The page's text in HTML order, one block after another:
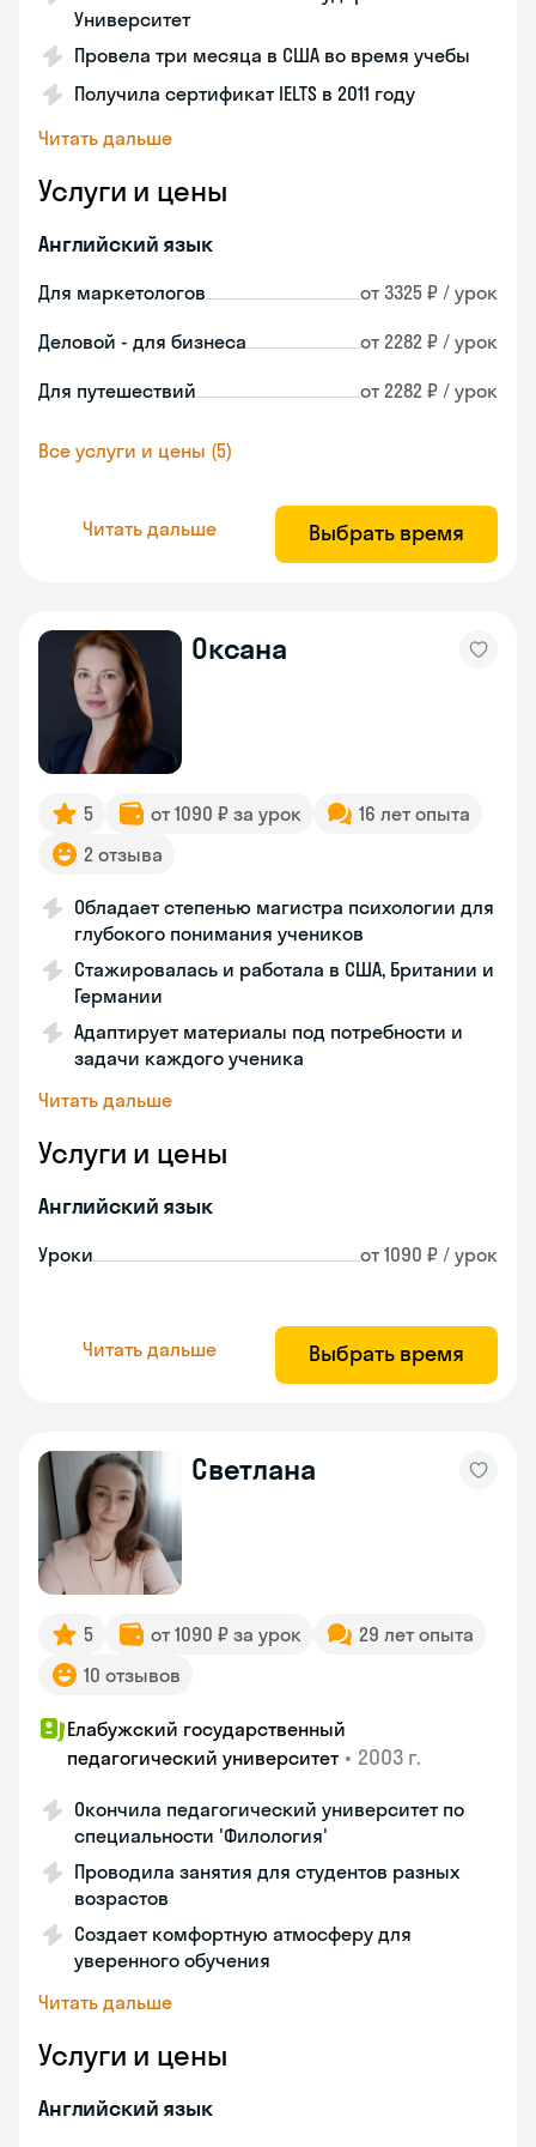
Университет
Провела три месяца в США во время учебы
Получила сертификат IELTS в 2011 году
Читать дальше
Услуги и цены
Английский язык
Для маркетологов от 3325 ₽ / урок
Деловой - для бизнеса от 2282 ₽ / урок
Для путешествий от 2282 ₽ / урок
Все услуги и цены (5)
Читать дальше Выбрать время
Оксана
5 от 1090 ₽ за урок
16 лет опыта
2 отзыва
Обладает степенью магистра психологии для
глубокого понимания учеников
Стажировалась и работала в США, Британии и
Германии
Адаптирует материалы под потребности и
задачи каждого ученика
Читать дальше
Услуги и цены
Английский язык
Уроки от 1090 ₽ / урок
Читать дальше Выбрать время
Светлана
5 от 1090 ₽ за урок
29 лет опыта
10 отзывов
Елабужский государственный
педагогический университет • 2003 г.
Окончила педагогический университет по
специальности 'Филология'
Проводила занятия для студентов разных
возрастов
Создает комфортную атмосферу для
уверенного обучения
Читать дальше
Услуги и цены
Английский язык